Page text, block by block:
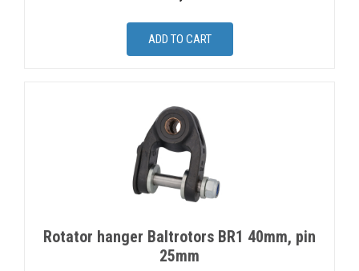
Rotator hanger Baltrotors BR1 40mm, pin
25mm